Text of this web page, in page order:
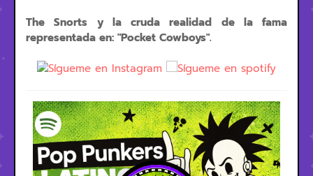
The Snorts y la cruda realidad de la fama
representada en: "Pocket Cowboys".